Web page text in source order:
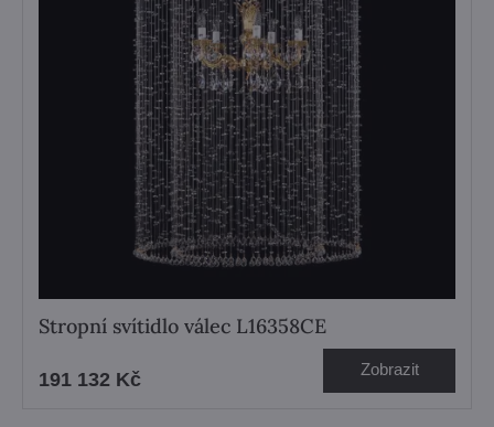
Stropní svítidlo válec L16358CE
191 132 Kč Zobrazit